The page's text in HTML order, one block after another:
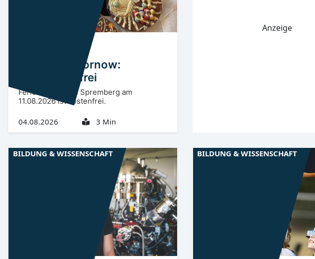
Anzeige
Kinderuni Hornow:
Restplätze frei
Ferienangebot in Spremberg am
11.08.2026 ist kostenfrei.
04.08.2026 3 Min
BILDUNG & WISSENSCHAFT BILDUNG & WISSENSCHAFT